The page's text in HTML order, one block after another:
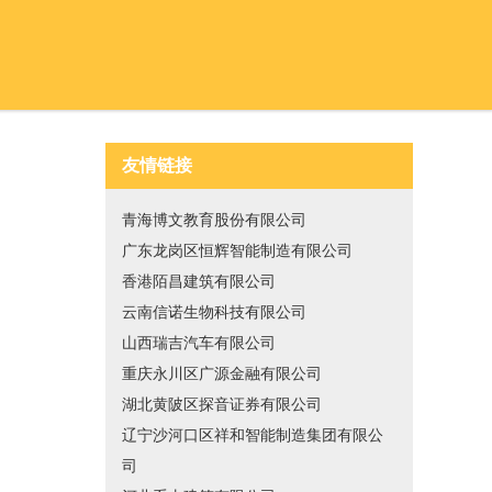
友情链接
青海博文教育股份有限公司
广东龙岗区恒辉智能制造有限公司
香港陌昌建筑有限公司
云南信诺生物科技有限公司
山西瑞吉汽车有限公司
重庆永川区广源金融有限公司
湖北黄陂区探音证券有限公司
辽宁沙河口区祥和智能制造集团有限公
司